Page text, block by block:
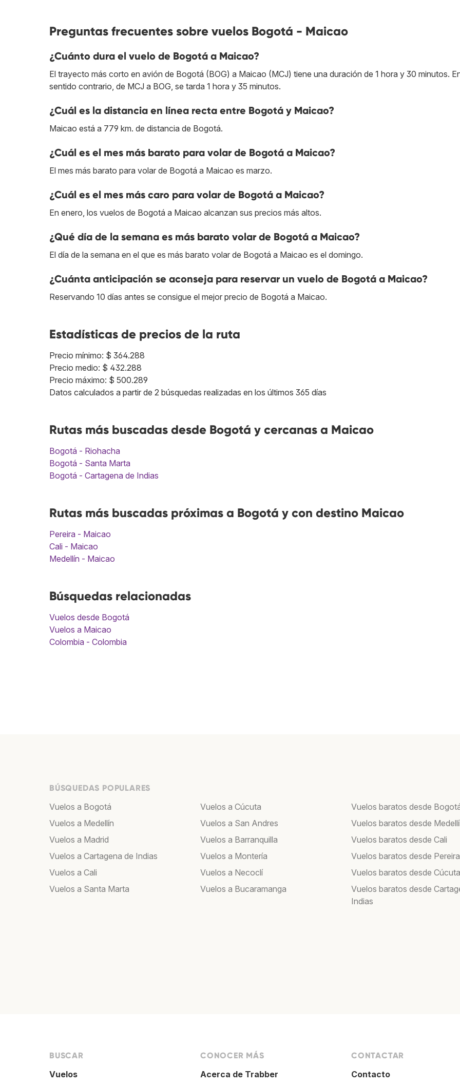
Preguntas frecuentes sobre vuelos Bogotá - Maicao
¿Cuánto dura el vuelo de Bogotá a Maicao?
El trayecto más corto en avión de Bogotá (BOG) a Maicao (MCJ) tiene una duración de 1 hora y 30 minutos.
sentido contrario, de MCJ a BOG, se tarda 1 hora y 35 minutos.
¿Cuál es la distancia en línea recta entre Bogotá y Maicao?
Maicao está a 779 km. de distancia de Bogotá.
¿Cuál es el mes más barato para volar de Bogotá a Maicao?
El mes más barato para volar de Bogotá a Maicao es marzo.
¿Cuál es el mes más caro para volar de Bogotá a Maicao?
En enero, los vuelos de Bogotá a Maicao alcanzan sus precios más altos.
¿Qué día de la semana es más barato volar de Bogotá a Maicao?
El día de la semana en el que es más barato volar de Bogotá a Maicao es el domingo.
¿Cuánta anticipación se aconseja para reservar un vuelo de Bogotá a Maicao?
Reservando 10 días antes se consigue el mejor precio de Bogotá a Maicao.
Estadísticas de precios de la ruta
Precio mínimo: $ 364.288
Precio medio: $ 432.288
Precio máximo: $ 500.289
Datos calculados a partir de 2 búsquedas realizadas en los últimos 365 días
Rutas más buscadas desde Bogotá y cercanas a Maicao
Bogotá - Riohacha
Bogotá - Santa Marta
Bogotá - Cartagena de Indias
Rutas más buscadas próximas a Bogotá y con destino Maicao
Pereira - Maicao
Cali - Maicao
Medellín - Maicao
Búsquedas relacionadas
Vuelos desde Bogotá
Vuelos a Maicao
Colombia - Colombia
BÚSQUEDAS POPULARES
Vuelos a Bogotá
Vuelos a Medellín
Vuelos a Madrid
Vuelos a Cartagena de Indias
Vuelos a Cali
Vuelos a Santa Marta
Vuelos a Cúcuta
Vuelos a San Andres
Vuelos a Barranquilla
Vuelos a Montería
Vuelos a Necoclí
Vuelos a Bucaramanga
Vuelos baratos desde
Vuelos baratos desde
Vuelos baratos desde Cali
Vuelos baratos desde Pereira
Vuelos baratos desde Cúcuta
Vuelos baratos desde
Indias
BUSCAR
Vuelos
CONOCER MÁS
Acerca de Trabber
CONTACTAR
Contacto